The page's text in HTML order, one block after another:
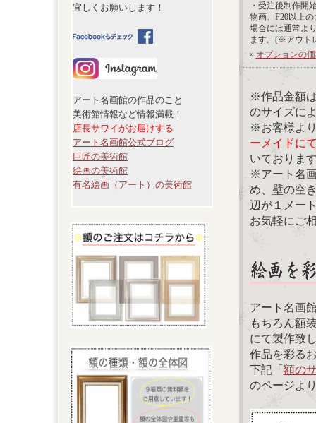
宜しくお願いします！
アート名画館の作品のこと
美術館情報など情報満載！
店長サワイがお届けする
アート名画館公式ブログ
巨匠の美術館
絵画の美術館
有名絵画（アート）の美術館
・受注後制作開
物画、F20以上
場合には通常よ
ます。(※アウト
» オプションの
※作品金額
のサイズに
※お客様よ
ーメイドに
いておりま
※アート名
め、壁の空
辺が１メー
お気軽にご
アート名画
もちろん額
にて製作致
作品を彩る
下記「額の
のページよ